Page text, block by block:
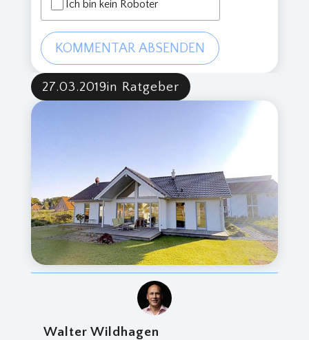
27.03.2019in Ratgeber
Walter Wildhagen
Ich bin kein Roboter
KOMMENTAR ABSENDEN